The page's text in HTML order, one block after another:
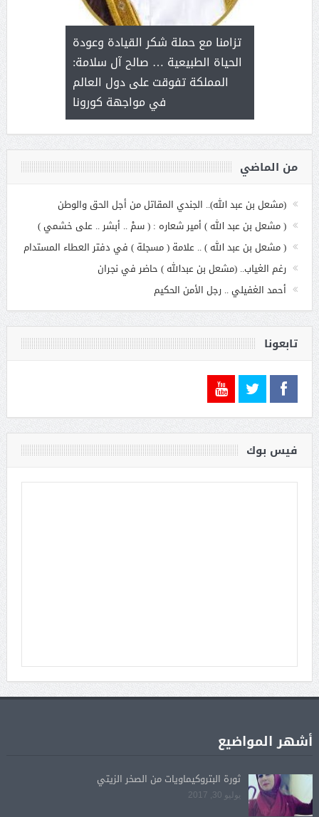
مع
بنت
تزامنا مع حملة شكر القيادة وعودة
الحياة الطبيعية … صالح آل سلامة:
المملكة تفوقت على دول العالم
في مواجهة كورونا
آل شرمه:
على برامج
هي أساس
من الماضي
(مشعل بن عبد الله).. الجندي المقاتل من أجل الحق والوطن
( مشعل بن عبد الله ) أمير شعاره : ( سمْ .. أبشر .. على خشمي )
( مشعل بن عبد الله ) .. علامة ( مسجلة ) في دفتر العطاء المستدام
رغم الغياب.. (مشعل بن عبدالله ) حاضر في نجران
أحمد الغفيلي .. رجل الأمن الحكيم
تابعونا
فيس بوك
أشهر المواضيع
ثورة البتروكيماويات من الصخر الزيتي
يوليو 30, 2017